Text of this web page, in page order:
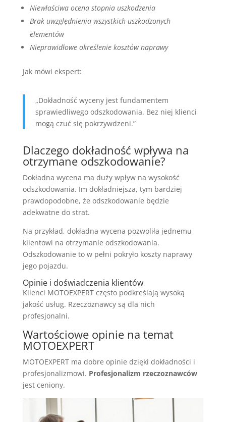
Niewłaściwa ocena stopnia uszkodzenia
Brak uwzględnienia wszystkich uszkodzonych
elementów
Nieprawidłowe określenie kosztów naprawy
Jak mówi ekspert:
„Dokładność wyceny jest fundamentem
sprawiedliwego odszkodowania. Bez niej klienci
mogą czuć się pokrzywdzeni.”
Dlaczego dokładność wpływa na
otrzymane odszkodowanie?
Dokładna wycena ma duży wpływ na wysokość
odszkodowania. Im dokładniejsza, tym bardziej
prawdopodobne, że odszkodowanie będzie
adekwatne do strat.
Na przykład, dokładna wycena pozwoliła jednemu
klientowi na otrzymanie odszkodowania.
Odszkodowanie to w pełni pokryło koszty naprawy
jego pojazdu.
Opinie i doświadczenia klientów
Klienci MOTOEXPERT często podkreślają wysoką
jakość usług. Rzeczoznawcy są dla nich
profesjonalni.
Wartościowe opinie na temat
MOTOEXPERT
MOTOEXPERT ma dobre opinie dzięki dokładności i
profesjonalizmowi. Profesjonalizm rzeczoznawców
jest ceniony.